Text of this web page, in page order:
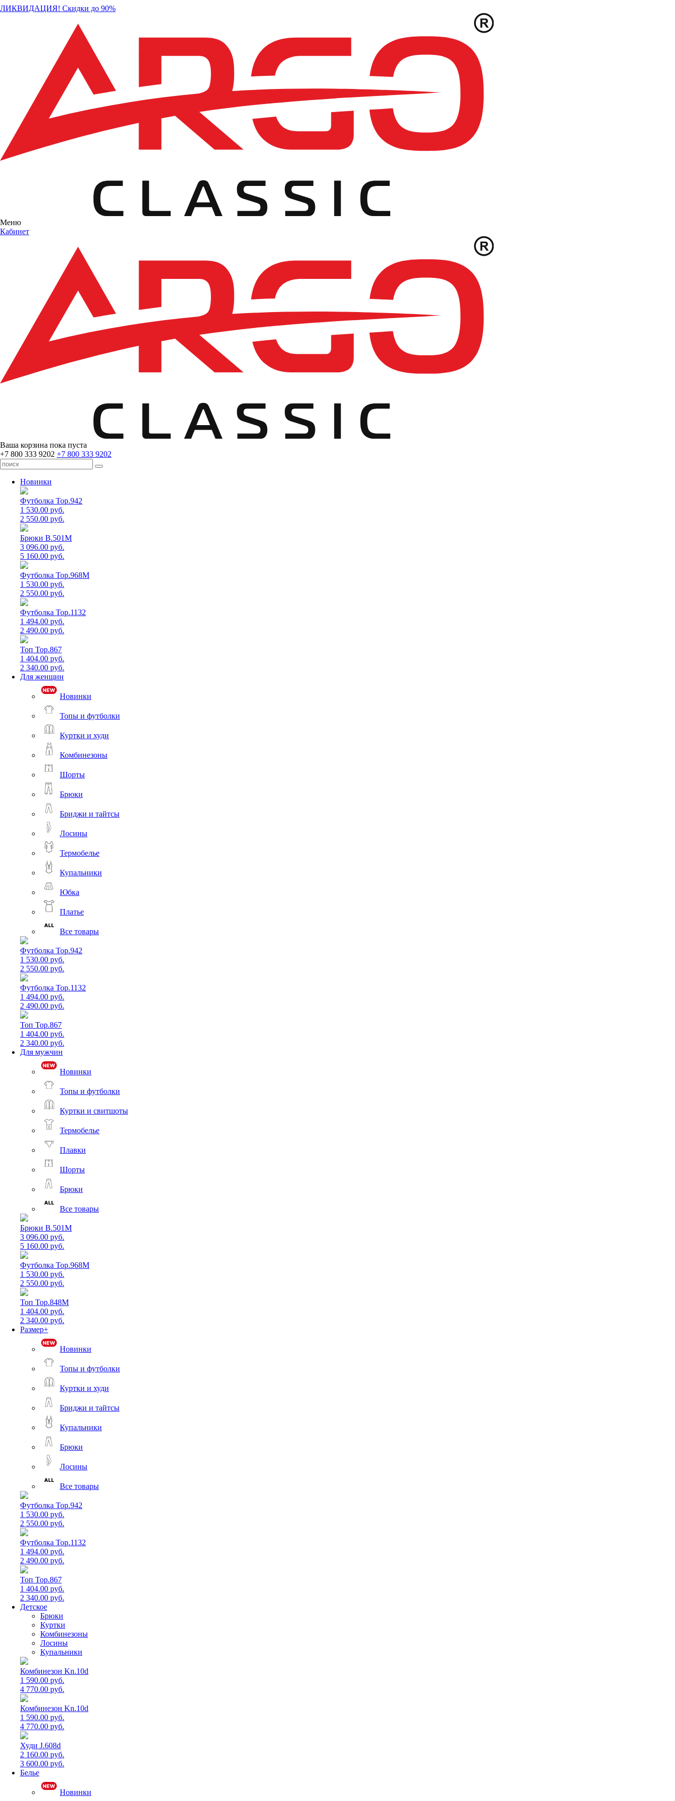
ЛИКВИДАЦИЯ! Скидки до 90%
Меню
Кабинет
Ваша корзина пока пуста
+7 800 333 9202 +7 800 333 9202
Новинки
Футболка Top.942
1 530.00 руб.
2 550.00 руб.
Брюки B.501M
3 096.00 руб.
5 160.00 руб.
Футболка Top.968M
1 530.00 руб.
2 550.00 руб.
Футболка Top.1132
1 494.00 руб.
2 490.00 руб.
Топ Top.867
1 404.00 руб.
2 340.00 руб.
Для женщин
Новинки
Топы и футболки
Куртки и худи
Комбинезоны
Шорты
Брюки
Бриджи и тайтсы
Лосины
Термобелье
Купальники
Юбка
Платье
Все товары
Футболка Top.942
1 530.00 руб.
2 550.00 руб.
Футболка Top.1132
1 494.00 руб.
2 490.00 руб.
Топ Top.867
1 404.00 руб.
2 340.00 руб.
Для мужчин
Новинки
Топы и футболки
Куртки и свитшоты
Термобелье
Плавки
Шорты
Брюки
Все товары
Брюки B.501M
3 096.00 руб.
5 160.00 руб.
Футболка Top.968M
1 530.00 руб.
2 550.00 руб.
Топ Top.848M
1 404.00 руб.
2 340.00 руб.
Размер+
Новинки
Топы и футболки
Куртки и худи
Бриджи и тайтсы
Купальники
Брюки
Лосины
Все товары
Футболка Top.942
1 530.00 руб.
2 550.00 руб.
Футболка Top.1132
1 494.00 руб.
2 490.00 руб.
Топ Top.867
1 404.00 руб.
2 340.00 руб.
Детское
Брюки
Куртки
Комбинезоны
Лосины
Купальники
Комбинезон Kn.10d
1 590.00 руб.
4 770.00 руб.
Комбинезон Kn.10d
1 590.00 руб.
4 770.00 руб.
Худи J.608d
2 160.00 руб.
3 600.00 руб.
Белье
Новинки